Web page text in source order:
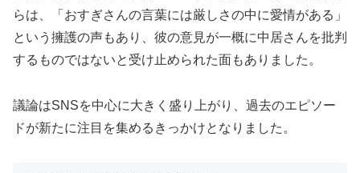
らは、「おすぎさんの言葉には厳しさの中に愛情がある」
という擁護の声もあり、彼の意見が一概に中居さんを批判
するものではないと受け止められた面もありました。
議論はSNSを中心に大きく盛り上がり、過去のエピソー
ドが新たに注目を集めるきっかけとなりました。